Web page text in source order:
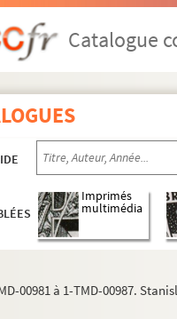
Catalogue
Imprimés
multimédia
00981 à 1-TMD-00987.
folies furieuses (1950)
perle du Colorado (1950)
folies furieuses 51 et canevas
Treize pièces à louer (1951)
Ève et le troisième sexe
Les jeux de la langue et du
en papier et Le jardin du
Les folies douces (1952)